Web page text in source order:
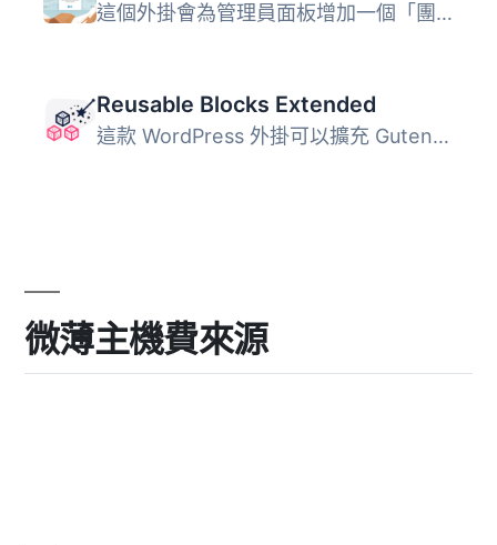
這個外掛會為管理員面板增加一個「團隊」區塊，讓您可以輕鬆...
Reusable Blocks Extended
這款 WordPress 外掛可以擴充 Gutenberg 可重複使用區塊功能...
微薄主機費來源